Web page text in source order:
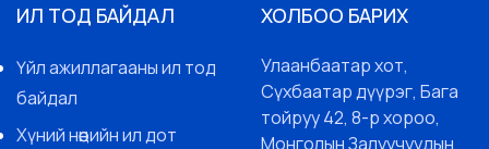
ИЛ ТОД БАЙДАЛ
Үйл ажиллагааны ил тод
байдал
Хүний нөөцийн ил дот
ХОЛБОО БАРИХ
Улаанбаатар хот,
Сүхбаатар дүүрэг, Бага
тойруу 42, 8-р хороо,
Монголын Залуучуудын